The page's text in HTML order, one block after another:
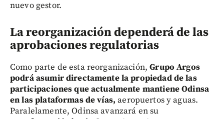
nuevo gestor.
La reorganización dependerá de las
aprobaciones regulatorias
Como parte de esta reorganización, Grupo Argos
podrá asumir directamente la propiedad de las
participaciones que actualmente mantiene Odinsa
en las plataformas de vías, aeropuertos y aguas.
Paralelamente, Odinsa avanzará en su